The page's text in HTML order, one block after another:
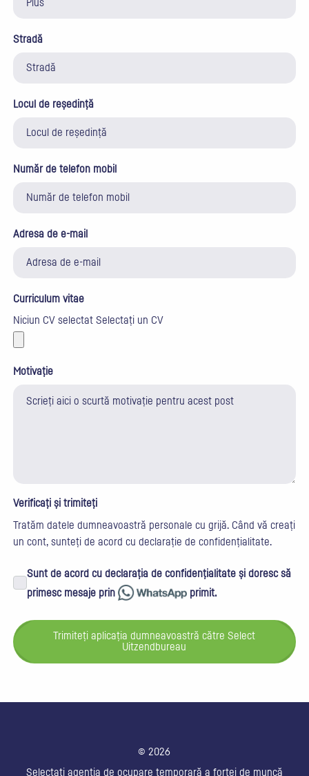
Stradă
Locul de reședință
Număr de telefon mobil
Adresa de e-mail
Curriculum vitae
Niciun CV selectat Selectați un CV
Motivație
Verificați și trimiteți
Tratăm datele dumneavoastră personale cu grijă. Când vă creați
un cont, sunteți de acord cu declarație de confidențialitate.
Sunt de acord cu declarația de confidențialitate și doresc să
primesc mesaje prin
primit.
Trimiteți aplicația dumneavoastră către Select
Uitzendbureau
© 2026
Selectați agenția de ocupare temporară a forței de muncă